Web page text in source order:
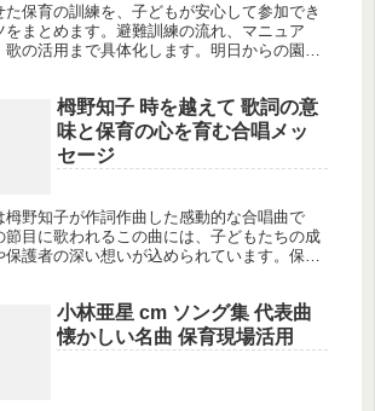
た保育の訓練を、子どもが安心して参加でき
をまとめます。避難訓練の流れ、マニュア
の活用まで具体化します。明日からの園内
栂野知子 時を越えて 歌詞の意
味と保育の心を育む合唱メッ
セージ
栂野知子が作詞作曲した感動的な合唱曲で
節目に歌われるこの曲には、子どもたちの成
護者の深い想いが込められています。保育
小林亜星 cm ソング集 代表曲
懐かしい名曲 保育現場活用